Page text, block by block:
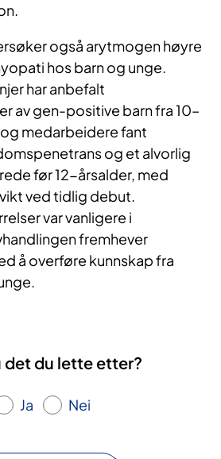
også arytmogen høyre
hos barn og unge.
har anbefalt
av gen-positive barn fra 10–
medarbeidere fant
og et alvorlig
før 12-årsalder, med
ved tidlig debut.
var vanligere i
fremhever
å overføre kunnskap fra
det du lette etter?
Ja Nei